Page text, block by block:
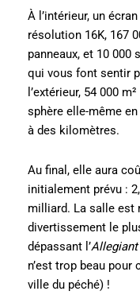
À l’intérieur, un
résolution 16K, 167
panneaux, et 10 000
qui vous font sentir
l’extérieur, 54 000
sphère elle-même
à des kilomètres.
Au final, elle aura
initialement prévu :
milliard. La salle est
divertissement le
dépassant l’
n’est trop beau pour
ville du péché) !